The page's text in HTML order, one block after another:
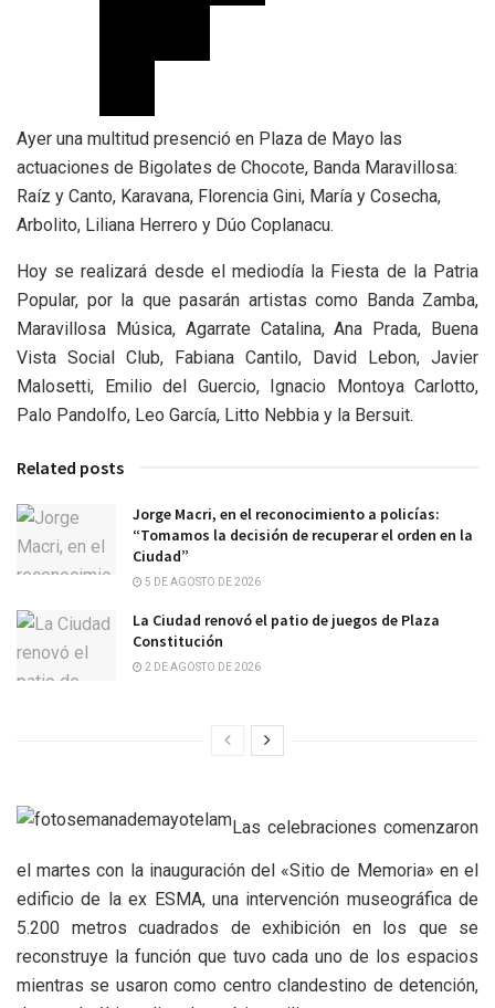
Ayer una multitud presenció en Plaza de Mayo las
actuaciones de Bigolates de Chocote, Banda Maravillosa:
Raíz y Canto, Karavana, Florencia Gini, María y Cosecha,
Arbolito, Liliana Herrero y Dúo Coplanacu.
Hoy se realizará desde el mediodía la Fiesta de la Patria
Popular, por la que pasarán artistas como Banda Zamba,
Maravillosa Música, Agarrate Catalina, Ana Prada, Buena
Vista Social Club, Fabiana Cantilo, David Lebon, Javier
Malosetti, Emilio del Guercio, Ignacio Montoya Carlotto,
Palo Pandolfo, Leo García, Litto Nebbia y la Bersuit.
Related posts
Jorge Macri, en el reconocimiento a policías:
“Tomamos la decisión de recuperar el orden en la
Ciudad”
5 DE AGOSTO DE 2026
La Ciudad renovó el patio de juegos de Plaza
Constitución
2 DE AGOSTO DE 2026
Las celebraciones comenzaron
el martes con la inauguración del «Sitio de Memoria» en el
edificio de la ex ESMA, una intervención museográfica de
5.200 metros cuadrados de exhibición en los que se
reconstruye la función que tuvo cada uno de los espacios
mientras se usaron como centro clandestino de detención,